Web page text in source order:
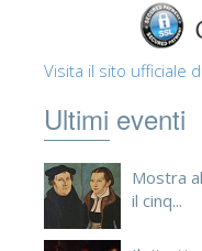
Visita il sito ufficiale
Ultimi eventi
Mostra
il cinq...